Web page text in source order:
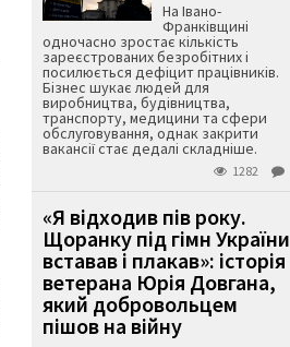
На Івано-
Франківщині
одночасно зростає кількість
зареєстрованих безробітних і
посилюється дефіцит працівників.
Бізнес шукає людей для
виробництва, будівництва,
транспорту, медицини та сфери
обслуговування, однак закрити
вакансії стає дедалі складніше.
1282
«Я відходив пів року.
Щоранку під гімн України
вставав і плакав»: історія
ветерана Юрія Довгана,
який добровольцем
пішов на війну